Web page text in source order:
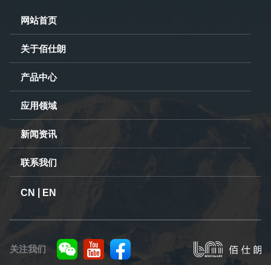
网站首页
关于佰仕朗
产品中心
应用领域
新闻资讯
联系我们
CN EN
关注我们